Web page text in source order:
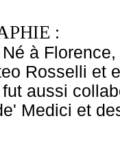
:
à
Rosselli et
fut aussi
Medici et